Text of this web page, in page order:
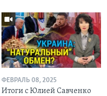
ФЕВРАЛЬ 08, 2025
Итоги с Юлией Савченко